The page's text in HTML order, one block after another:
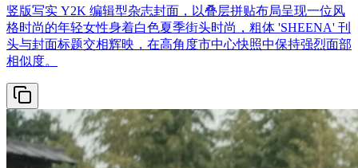
竖版写实 Y2K 编辑型杂志封面，以叠层拼贴布局呈现一位风
格时尚的年轻女性身着白色夏季街头时尚，粗体 'SHEENA' 刊
头与封面标题交相辉映，在高角度市中心快照中保持强烈面部
相似度。